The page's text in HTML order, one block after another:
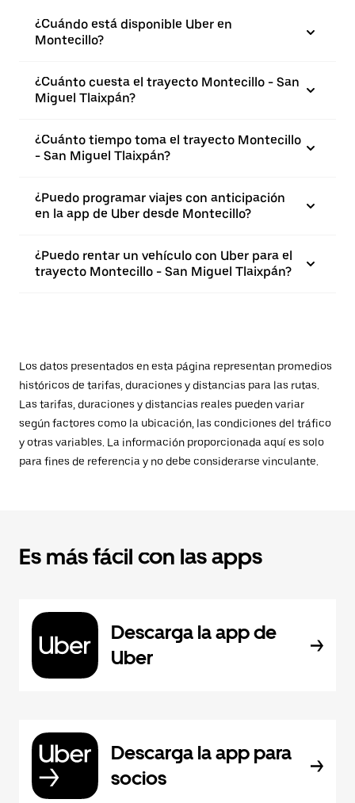
¿Cuándo está disponible Uber en
Montecillo?
¿Cuánto cuesta el trayecto Montecillo - San
Miguel Tlaixpán?
¿Cuánto tiempo toma el trayecto Montecillo
- San Miguel Tlaixpán?
¿Puedo programar viajes con anticipación
en la app de Uber desde Montecillo?
¿Puedo rentar un vehículo con Uber para el
trayecto Montecillo - San Miguel Tlaixpán?
Los datos presentados en esta página representan promedios
históricos de tarifas, duraciones y distancias para las rutas.
Las tarifas, duraciones y distancias reales pueden variar
según factores como la ubicación, las condiciones del tráfico
y otras variables. La información proporcionada aquí es solo
para fines de referencia y no debe considerarse vinculante.
Es más fácil con las apps
Descarga la app de
Uber
Descarga la app para
socios